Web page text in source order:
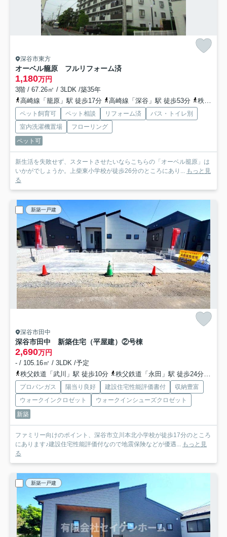
深谷市東方
オーベル籠原 フルリフォーム済
1,180万円
3階 / 67.26㎡ / 3LDK /築35年
高崎線「籠原」駅 徒歩17分
高崎線「深谷」駅 徒歩53分 秩父鉄道「大麻生」駅 バス14分 埼玉県熊谷市「籠原保育所」 停歩9分
ペット飼育可 ペット相談 リフォーム済
バス・トイレ別
室内洗濯機置場
フローリング
ペット可
新生活を失敗せず、スタートさせたいならこちらの「オーベル籠原」は
いかがでしょうか。上柴東小学校が徒歩26分のところにあり... もっと見
る
新築一戸建
深谷市田中
深谷市田中 新築住宅（平屋建）②号棟
2,690万円
- / 105.16㎡ / 3LDK /予定
秩父鉄道「武川」駅 徒歩10分
秩父鉄道「永田」駅 徒歩24分
プロパンガス 陽当り良好 建設住宅性能評価書付
収納豊富
ウォークインクロゼット
ウォークインシューズクロゼット
新築
ファミリー向けのポイント、深谷市立川本北小学校が徒歩17分のところ
にあります♪建設住宅性能評価付なので地震保険などが優遇... もっと見
る
新築一戸建